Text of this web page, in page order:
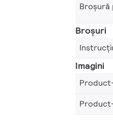
Broșură
Broșuri
Imagini